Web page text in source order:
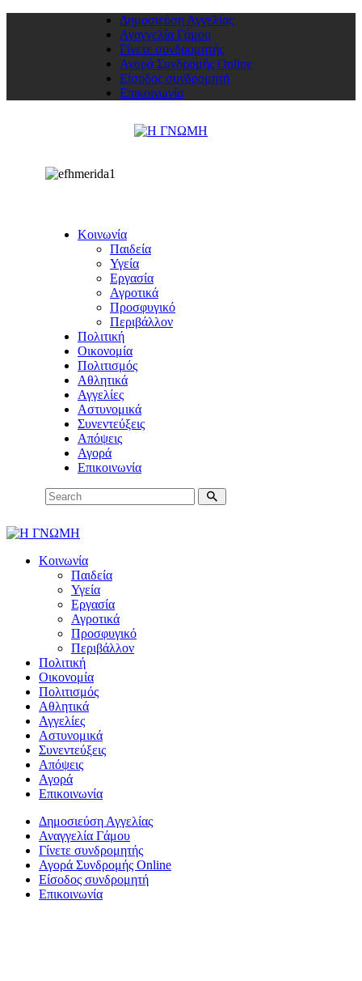
Δημοσιεύση Αγγελίας
Αναγγελία Γάμου
Γίνετε συνδρομητής
Αγορά Συνδρομής Online
Είσοδος συνδρομητή
Επικοινωνία
Κοινωνία
Παιδεία
Υγεία
Εργασία
Αγροτικά
Προσφυγικό
Περιβάλλον
Πολιτική
Οικονομία
Πολιτισμός
Αθλητικά
Αγγελίες
Αστυνομικά
Συνεντεύξεις
Απόψεις
Αγορά
Επικοινωνία
Κοινωνία
Παιδεία
Υγεία
Εργασία
Αγροτικά
Προσφυγικό
Περιβάλλον
Πολιτική
Οικονομία
Πολιτισμός
Αθλητικά
Αγγελίες
Αστυνομικά
Συνεντεύξεις
Απόψεις
Αγορά
Επικοινωνία
Δημοσιεύση Αγγελίας
Αναγγελία Γάμου
Γίνετε συνδρομητής
Αγορά Συνδρομής Online
Είσοδος συνδρομητή
Επικοινωνία